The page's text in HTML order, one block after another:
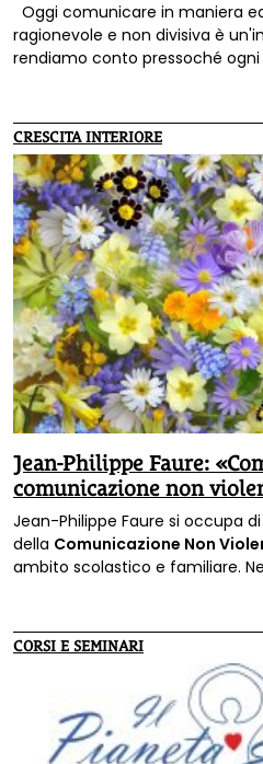
Oggi comunicare in maniera
ragionevole e non divisiva è
rendiamo conto pressoché ogni
CRESCITA INTERIORE
Jean-Philippe Faure:
comunicazione non
Jean-Philippe Faure si occupa
della Comunicazione Non
ambito scolastico e familiare.
CORSI E SEMINARI